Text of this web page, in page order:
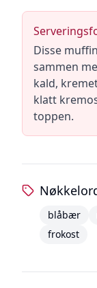
Disse
sammen
kald,
klatt
toppen.
blåbær
frokost